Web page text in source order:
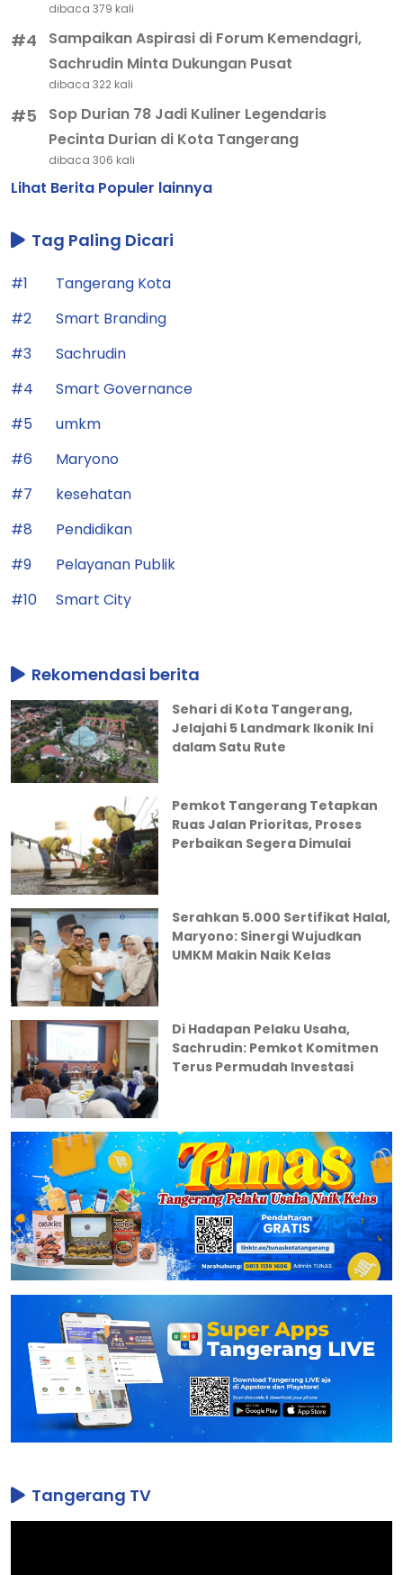
dibaca 379 kali
#4
Sampaikan Aspirasi di Forum Kemendagri,
Sachrudin Minta Dukungan Pusat
dibaca 322 kali
#5
Sop Durian 78 Jadi Kuliner Legendaris
Pecinta Durian di Kota Tangerang
dibaca 306 kali
Lihat Berita Populer lainnya
Tag Paling Dicari
#1
Tangerang Kota
#2
Smart Branding
#3
Sachrudin
#4
Smart Governance
#5
umkm
#6
Maryono
#7
kesehatan
#8
Pendidikan
#9
Pelayanan Publik
#10
Smart City
Rekomendasi berita
Sehari di Kota Tangerang,
Jelajahi 5 Landmark Ikonik Ini
dalam Satu Rute
Pemkot Tangerang Tetapkan
Ruas Jalan Prioritas, Proses
Perbaikan Segera Dimulai
Serahkan 5.000 Sertifikat Halal,
Maryono: Sinergi Wujudkan
UMKM Makin Naik Kelas
Di Hadapan Pelaku Usaha,
Sachrudin: Pemkot Komitmen
Terus Permudah Investasi
Tangerang TV